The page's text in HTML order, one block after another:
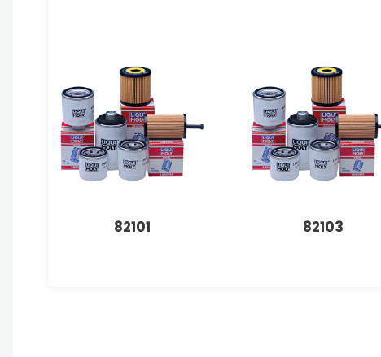
82103
82101